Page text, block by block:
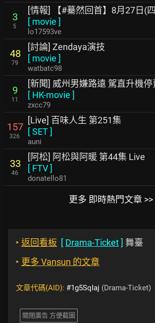
3
5
[情報] 【#驀然回首】8月27日(
[ movie ]
lo17593ve
48
79
[討論] Zendaya演技
[ movie ]
watbatc98
9
11
[新聞] 威州男嫌路遠 駕直升機
[ HK-movie ]
zxcc79
157
326
[Live] 百味人生 第251集
[SET]
auni
33
46
[阿松] 阿松與阿暖 第44集 Live
[ FTV]
donatello81
更多 即時熱門文章 >>
‣ 返回看板 [ Drama-Ticket] 舞臺
‣ 更多 Vansun 的文章
文章代碼(AID): #1g5SqIaj (Drama-Ticket)
關閉廣告 方便截圖